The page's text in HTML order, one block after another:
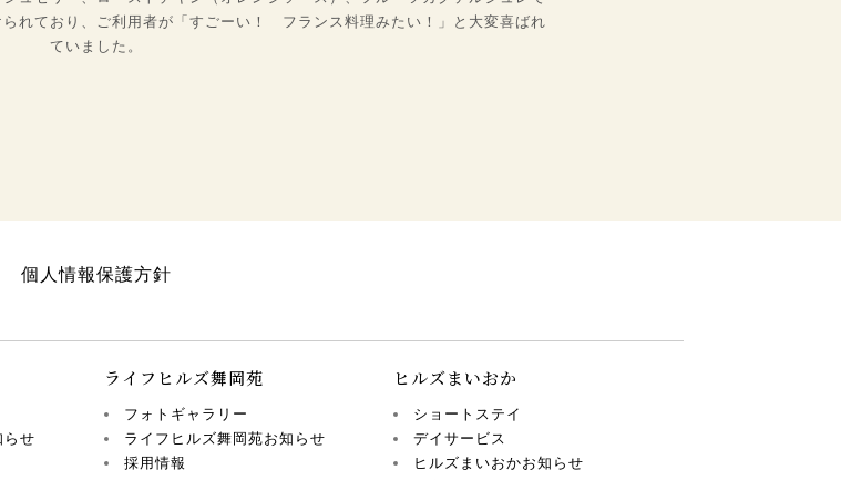
れており、ご利用者が「すごーい！ フランス料理みたい！」と大変喜ばれ
ていました。
個人情報保護方針
らせ
ライフヒルズ舞岡苑
フォトギャラリー
ライフヒルズ舞岡苑お知らせ
採用情報
ヒルズまいおか
ショートステイ
デイサービス
ヒルズまいおかお知らせ